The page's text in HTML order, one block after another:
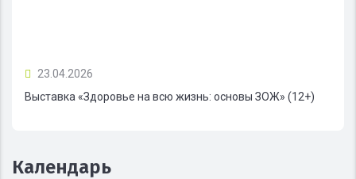
23.04.2026
Выставка «Здоровье на всю жизнь: основы ЗОЖ» (12+)
Календарь